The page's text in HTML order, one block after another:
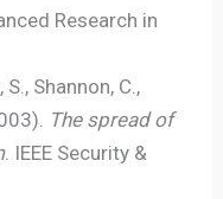
Research in
Shannon, C.,
The spread of
. IEEE Security &